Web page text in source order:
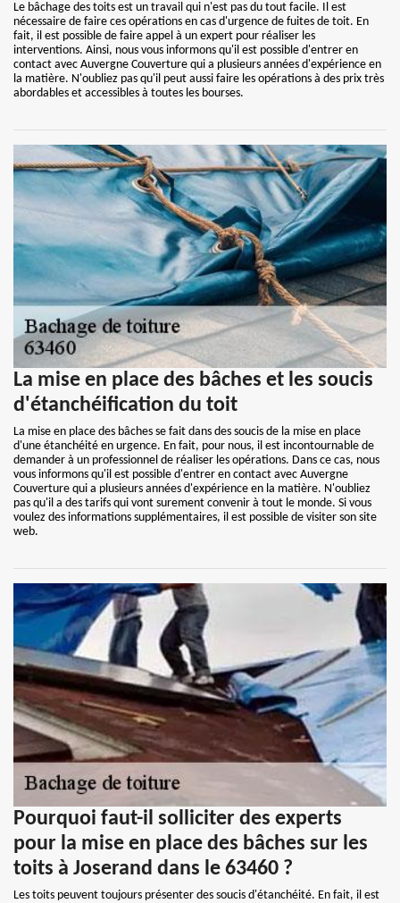
Le bâchage des toits est un travail qui n'est pas du tout facile. Il est
nécessaire de faire ces opérations en cas d'urgence de fuites de toit. En
fait, il est possible de faire appel à un expert pour réaliser les
interventions. Ainsi, nous vous informons qu'il est possible d'entrer en
contact avec Auvergne Couverture qui a plusieurs années d'expérience en
la matière. N'oubliez pas qu'il peut aussi faire les opérations à des prix très
abordables et accessibles à toutes les bourses.
La mise en place des bâches et les soucis
d'étanchéification du toit
La mise en place des bâches se fait dans des soucis de la mise en place
d'une étanchéité en urgence. En fait, pour nous, il est incontournable de
demander à un professionnel de réaliser les opérations. Dans ce cas, nous
vous informons qu'il est possible d'entrer en contact avec Auvergne
Couverture qui a plusieurs années d'expérience en la matière. N'oubliez
pas qu'il a des tarifs qui vont surement convenir à tout le monde. Si vous
voulez des informations supplémentaires, il est possible de visiter son site
web.
Pourquoi faut-il solliciter des experts
pour la mise en place des bâches sur les
toits à Joserand dans le 63460 ?
Les toits peuvent toujours présenter des soucis d'étanchéité. En fait, il est